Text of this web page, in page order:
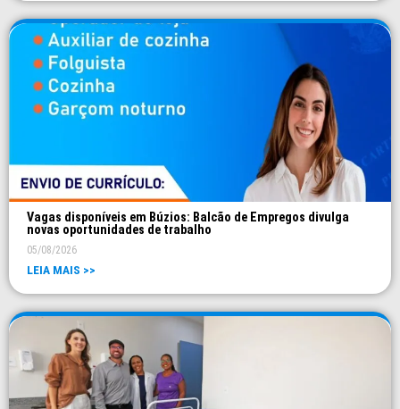
Vagas disponíveis em Búzios: Balcão de Empregos divulga
novas oportunidades de trabalho
05/08/2026
LEIA MAIS >>